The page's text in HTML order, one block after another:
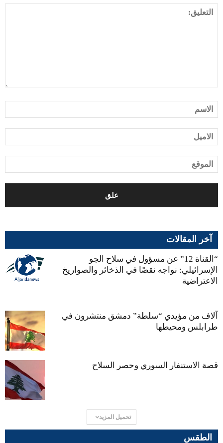
آخر المقالات
“القناة 12” عن مسؤول في سلاح الجو
الإسرائيلي: نواجه نقصًا في الذخائر والصواريخ
الاعتراضية
آلاف من مؤيدي “سلطة” دمشق منتشرون في
طرابلس ومحيطها
قصة الاستنفار السوري وحصر السلاح
تحميل المزيد
الطقس